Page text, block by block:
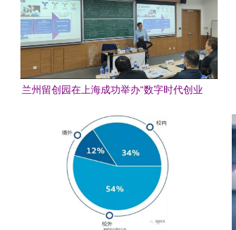
兰州留创园在上海成功举办“数字时代创业
软件开发